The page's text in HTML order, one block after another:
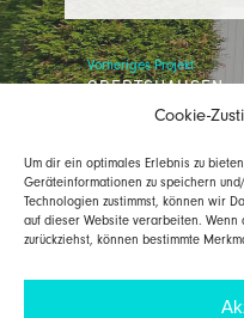
Cookie-
Um dir ein optimales Erlebnis zu
Geräteinformationen zu speichern
Technologien zustimmst, können wir
auf dieser Website verarbeiten.
zurückziehst, können bestimmte
AGONA INVEST Vorheriges Projekt
OBERTSHAUSEN
Würzburger